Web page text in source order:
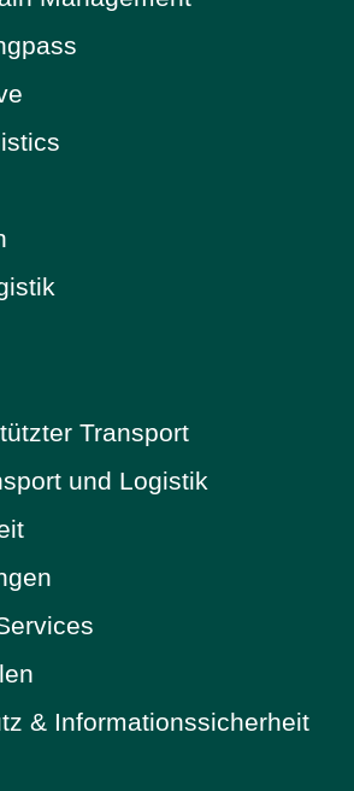
Transport
und Logistik
& Informationssicherheit